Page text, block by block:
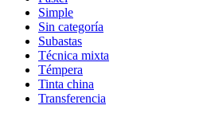
Simple
Sin categoría
Subastas
Técnica mixta
Témpera
Tinta china
Transferencia